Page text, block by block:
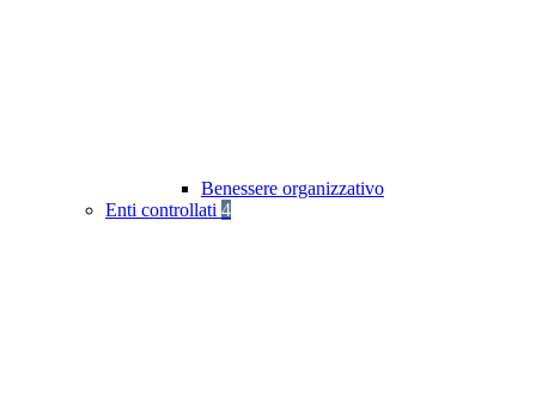
Benessere organizzativo
Enti controllati 4